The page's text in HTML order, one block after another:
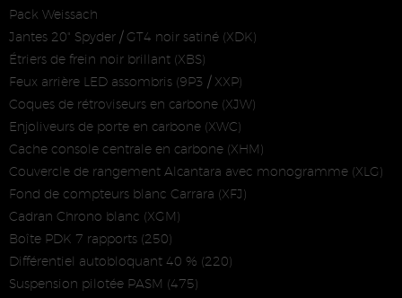
Pack Weissach
Jantes 20" Spyder / GT4 noir satiné (XDK)
Étriers de frein noir brillant (XBS)
Feux arrière LED assombris (9P3 / XXP)
Coques de rétroviseurs en carbone (XJW)
Enjoliveurs de porte en carbone (XWC)
Cache console centrale en carbone (XHM)
Couvercle de rangement Alcantara avec monogramme (XLG)
Fond de compteurs blanc Carrara (XFJ)
Cadran Chrono blanc (XGM)
Boîte PDK 7 rapports (250)
Différentiel autobloquant 40 % (220)
Suspension pilotée PASM (475)